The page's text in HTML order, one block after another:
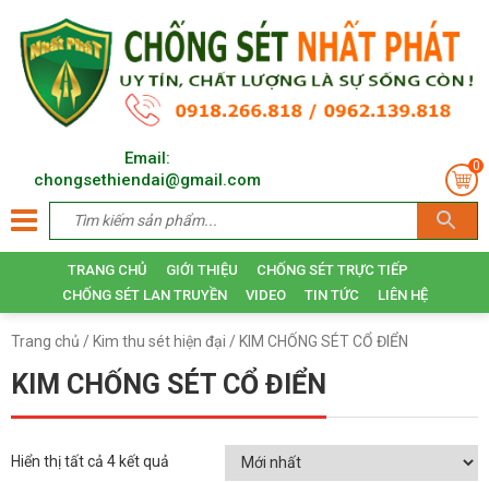
Email:
chongsethiendai@gmail.com
0
TRANG CHỦ GIỚI THIỆU
CHỐNG SÉT TRỰC TIẾP
CHỐNG SÉT LAN TRUYỀN
VIDEO TIN TỨC LIÊN HỆ
Trang chủ / Kim thu sét hiện đại / KIM CHỐNG SÉT CỔ ĐIỂN
KIM CHỐNG SÉT CỔ ĐIỂN
Hiển thị tất cả 4 kết quả